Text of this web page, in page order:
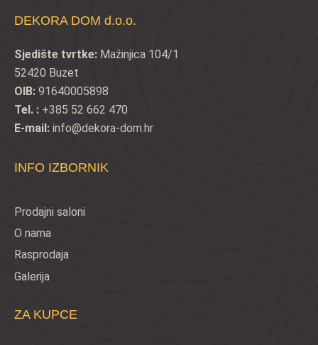
DEKORA DOM d.o.o.
Sjedište tvrtke: Mažinjica 104/1
52420 Buzet
OIB: 91640005898
Tel. : +385 52 662 470
E-mail: info@dekora-dom.hr
INFO IZBORNIK
Prodajni saloni
O nama
Rasprodaja
Galerija
ZA KUPCE